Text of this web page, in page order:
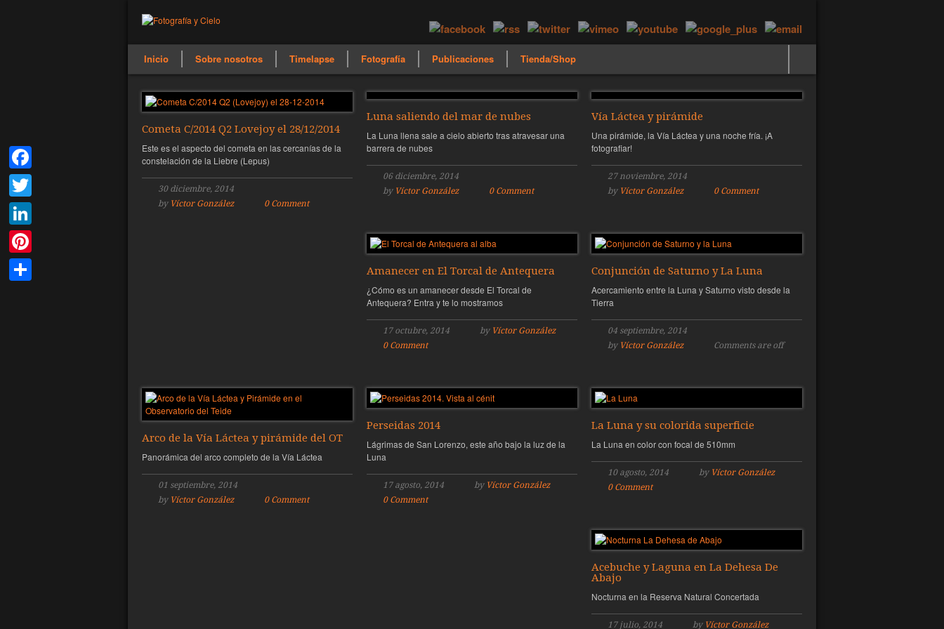
Inicio Sobre nosotros Timelapse Fotografía Publicaciones Tienda/Shop
Cometa C/2014 Q2 Lovejoy el 28/12/2014
Este es el aspecto del cometa en las cercanías de la
constelación de la Liebre (Lepus)
30 diciembre, 2014
by Víctor González 0 Comment
Luna saliendo del mar de nubes
La Luna llena sale a cielo abierto tras atravesar una
barrera de nubes
06 diciembre, 2014
by Víctor González 0 Comment
Vía Láctea y pirámide
Una pirámide, la Vía Láctea y una noche fría. ¡A
fotografiar!
27 noviembre, 2014
by Víctor González 0 Comment
Amanecer en El Torcal de Antequera
¿Cómo es un amanecer desde El Torcal de
Antequera? Entra y te lo mostramos
17 octubre, 2014 by Víctor González
0 Comment
Conjunción de Saturno y La Luna
Acercamiento entre la Luna y Saturno visto desde la
Tierra
04 septiembre, 2014
by Víctor González Comments are off
Arco de la Vía Láctea y pirámide del OT
Panorámica del arco completo de la Vía Láctea
01 septiembre, 2014
by Víctor González 0 Comment
Perseidas 2014
Lágrimas de San Lorenzo, este año bajo la luz de la
Luna
17 agosto, 2014 by Víctor González
0 Comment
La Luna y su colorida superficie
La Luna en color con focal de 510mm
10 agosto, 2014 by Víctor González
0 Comment
Acebuche y Laguna en La Dehesa De
Abajo
Nocturna en la Reserva Natural Concertada
17 julio, 2014 by Víctor González
Facebook
Twitter
LinkedIn
Pinterest